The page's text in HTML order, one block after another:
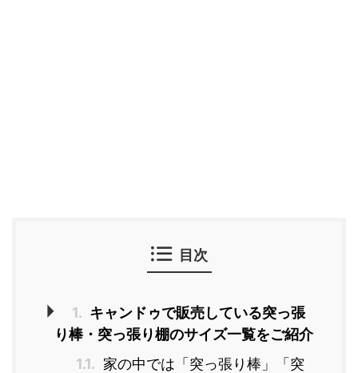
目次
1. キャンドゥで販売している突っ張
り棒・突っ張り棚のサイズ一覧をご紹介
1.1. 家の中では「突っ張り棒」「突